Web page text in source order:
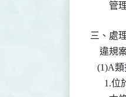
三、處
違
(1)A